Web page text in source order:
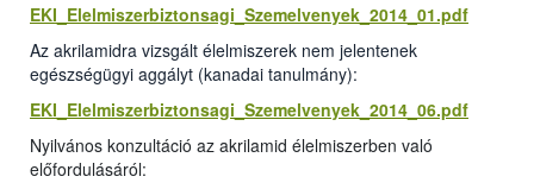
EKI_Elelmiszerbiztonsagi_Szemelvenyek_2014_01.pdf
Az akrilamidra vizsgált élelmiszerek nem jelentenek
egészségügyi aggályt (kanadai tanulmány):
EKI_Elelmiszerbiztonsagi_Szemelvenyek_2014_06.pdf
Nyilvános konzultáció az akrilamid élelmiszerben való
előfordulásáról: